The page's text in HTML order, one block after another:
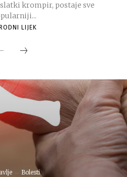
krompir, postaje sve
LIJEK